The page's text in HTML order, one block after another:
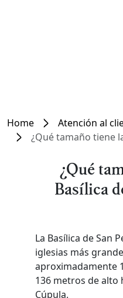
Home Atención al
¿Qué tamaño tiene
¿Qué
Basílica
La Basílica de San
iglesias más
aproximadamente
136 metros de alto
Cúpula.